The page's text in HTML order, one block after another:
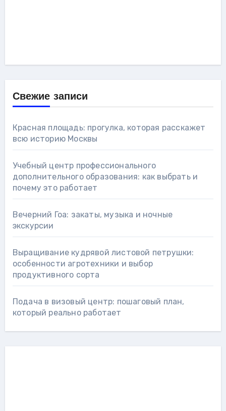
Свежие записи
Красная площадь: прогулка, которая расскажет
всю историю Москвы
Учебный центр профессионального
дополнительного образования: как выбрать и
почему это работает
Вечерний Гоа: закаты, музыка и ночные
экскурсии
Выращивание кудрявой листовой петрушки:
особенности агротехники и выбор
продуктивного сорта
Подача в визовый центр: пошаговый план,
который реально работает